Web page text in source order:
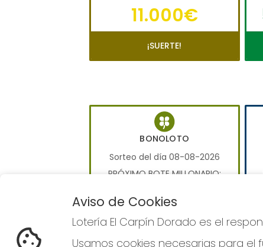
11.000€
¡SUERTE!
BONOLOTO
Sorteo del día 08-08-2026
PRÓXIMO BOTE MILLONARIO:
0€
JUGAR BONOLOTO
Aviso de Cookies
Lotería El Carpín Dorado es el
Usamos cookies necesarias para